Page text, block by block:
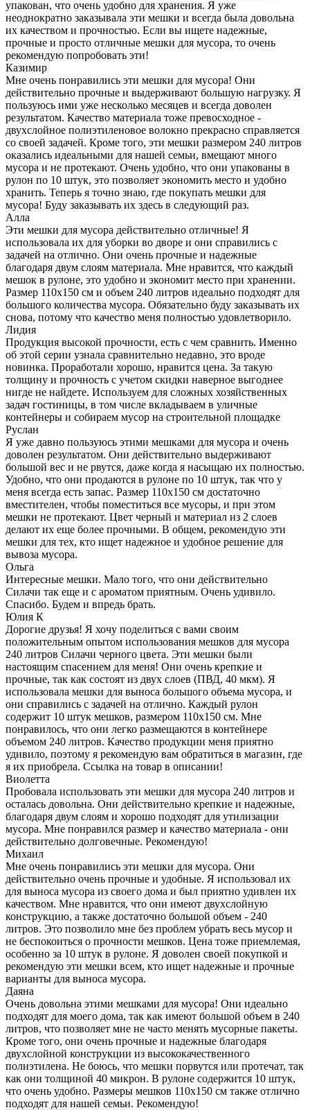
упакован, что очень удобно для хранения. Я уже
неоднократно заказывала эти мешки и всегда была довольна
их качеством и прочностью. Если вы ищете надежные,
прочные и просто отличные мешки для мусора, то очень
рекомендую попробовать эти!
Казимир
Мне очень понравились эти мешки для мусора! Они
действительно прочные и выдерживают большую нагрузку. Я
пользуюсь ими уже несколько месяцев и всегда доволен
результатом. Качество материала тоже превосходное -
двухслойное полиэтиленовое волокно прекрасно справляется
со своей задачей. Кроме того, эти мешки размером 240 литров
оказались идеальными для нашей семьи, вмещают много
мусора и не протекают. Очень удобно, что они упакованы в
рулон по 10 штук, это позволяет экономить место и удобно
хранить. Теперь я точно знаю, где покупать мешки для
мусора! Буду заказывать их здесь в следующий раз.
Алла
Эти мешки для мусора действительно отличные! Я
использовала их для уборки во дворе и они справились с
задачей на отлично. Они очень прочные и надежные
благодаря двум слоям материала. Мне нравится, что каждый
мешок в рулоне, это удобно и экономит место при хранении.
Размер 110х150 см и объем 240 литров идеально подходят для
большого количества мусора. Обязательно буду заказывать их
снова, потому что качество меня полностью удовлетворило.
Лидия
Продукция высокой прочности, есть с чем сравнить. Именно
об этой серии узнала сравнительно недавно, это вроде
новинка. Проработали хорошо, нравится цена. За такую
толщину и прочность с учетом скидки наверное выгоднее
нигде не найдете. Используем для сложных хозяйственных
задач гостиницы, в том числе вкладываем в уличные
контейнеры и собираем мусор на строительной площадке
Руслан
Я уже давно пользуюсь этими мешками для мусора и очень
доволен результатом. Они действительно выдерживают
большой вес и не рвутся, даже когда я насыщаю их полностью.
Удобно, что они продаются в рулоне по 10 штук, так что у
меня всегда есть запас. Размер 110х150 см достаточно
вместителен, чтобы поместиться все мусоры, и при этом
мешки не протекают. Цвет черный и материал из 2 слоев
делают их еще более прочными. В общем, рекомендую эти
мешки для тех, кто ищет надежное и удобное решение для
вывоза мусора.
Ольга
Интересные мешки. Мало того, что они действительно
Силачи так еще и с ароматом приятным. Очень удивило.
Спасибо. Будем и впредь брать.
Юлия К
Дорогие друзья! Я хочу поделиться с вами своим
положительным опытом использования мешков для мусора
240 литров Силачи черного цвета. Эти мешки были
настоящим спасением для меня! Они очень крепкие и
прочные, так как состоят из двух слоев (ПВД, 40 мкм). Я
использовала мешки для выноса большого объема мусора, и
они справились с задачей на отлично. Каждый рулон
содержит 10 штук мешков, размером 110х150 см. Мне
понравилось, что они легко размещаются в контейнере
объемом 240 литров. Качество продукции меня приятно
удивило, поэтому я рекомендую вам обратиться в магазин, где
я их приобрела. Ссылка на товар в описании!
Виолетта
Пробовала использовать эти мешки для мусора 240 литров и
осталась довольна. Они действительно крепкие и надежные,
благодаря двум слоям и хорошо подходят для утилизации
мусора. Мне понравился размер и качество материала - они
действительно долговечные. Рекомендую!
Михаил
Мне очень понравились эти мешки для мусора. Они
действительно очень прочные и удобные. Я использовал их
для выноса мусора из своего дома и был приятно удивлен их
качеством. Мне нравится, что они имеют двухслойную
конструкцию, а также достаточно большой объем - 240
литров. Это позволило мне без проблем убрать весь мусор и
не беспокоиться о прочности мешков. Цена тоже приемлемая,
особенно за 10 штук в рулоне. Я доволен своей покупкой и
рекомендую эти мешки всем, кто ищет надежные и прочные
варианты для выноса мусора.
Даяна
Очень довольна этими мешками для мусора! Они идеально
подходят для моего дома, так как имеют большой объем в 240
литров, что позволяет мне не часто менять мусорные пакеты.
Кроме того, они очень прочные и надежные благодаря
двухслойной конструкции из высококачественного
полиэтилена. Не боюсь, что мешки порвутся или протечат, так
как они толщиной 40 микрон. В рулоне содержится 10 штук,
что очень удобно. Размеры мешков 110х150 см также отлично
подходят для нашей семьи. Рекомендую!